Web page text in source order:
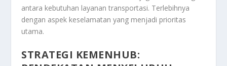
antara kebutuhan layanan transportasi. Terlebihnya
dengan aspek keselamatan yang menjadi prioritas
utama.
STRATEGI KEMENHUB: